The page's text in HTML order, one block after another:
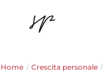
Home / Crescita personale /